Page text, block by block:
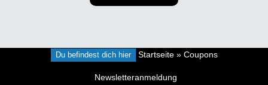
Du befindest dich hier Startseite» Coupons
Newsletteranmeldung